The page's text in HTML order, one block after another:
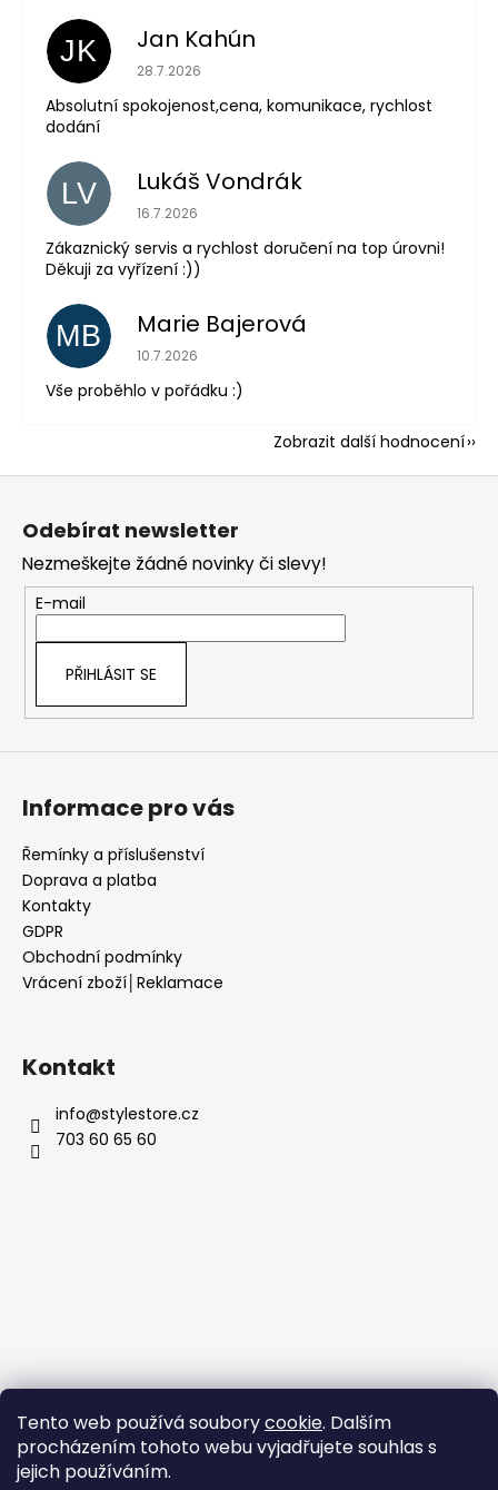
Tento web používá souborycookie. Dalším
procházením tohoto webu vyjadřujete souhlas s
jejich používáním.
JK Jan Kahún
Hodnocení obchodu je 5 z 5 hvězdiček.
28.7.2026
Absolutní spokojenost,cena, komunikace, rychlost
dodání
LV Lukáš Vondrák
Hodnocení obchodu je 5 z 5 hvězdiček.
16.7.2026
Zákaznický servis a rychlost doručení na top úrovni!
Děkuji za vyřízení :))
MB Marie Bajerová
Hodnocení obchodu je 5 z 5 hvězdiček.
10.7.2026
Vše proběhlo v pořádku :)
Zobrazit další hodnocení
Odebírat newsletter
Nezmeškejte žádné novinky či slevy!
E-mail
PŘIHLÁSIT SE
Informace pro vás
Řemínky a příslušenství
Doprava a platba
Kontakty
GDPR
Obchodní podmínky
Vrácení zboží│Reklamace
Kontakt
info@stylestore.cz
703 60 65 60